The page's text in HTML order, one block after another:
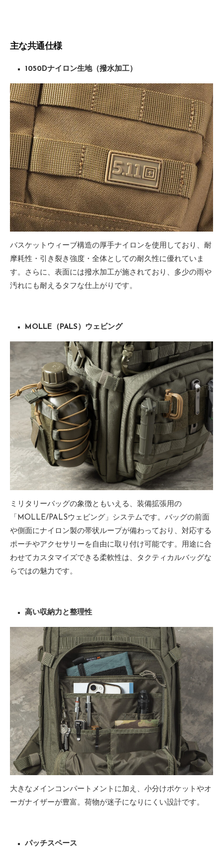
主な共通仕様
1050Dナイロン生地（撥水加工）
バスケットウィーブ構造の厚手ナイロンを使用しており、耐
摩耗性・引き裂き強度・全体としての耐久性に優れていま
す。さらに、表面には撥水加工が施されており、多少の雨や
汚れにも耐えるタフな仕上がりです。
MOLLE（PALS）ウェビング
ミリタリーバッグの象徴ともいえる、装備拡張用の
「MOLLE/PALSウェビング」システムです。バッグの前面
や側面にナイロン製の帯状ループが備わっており、対応する
ポーチやアクセサリーを自由に取り付け可能です。用途に合
わせてカスタマイズできる柔軟性は、タクティカルバッグな
らではの魅力です。
高い収納力と整理性
大きなメインコンパートメントに加え、小分けポケットやオ
ーガナイザーが豊富。荷物が迷子になりにくい設計です。
パッチスペース